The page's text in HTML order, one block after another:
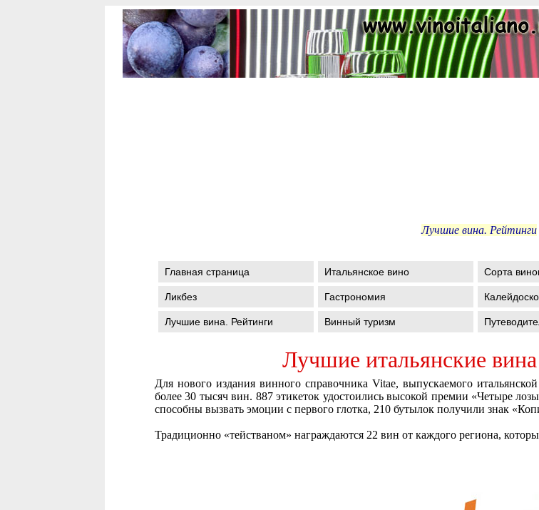
Лучшие вина. Рейтинги
Главная страница Итальянское вино Сорта
Ликбез Гастрономия
Лучшие вина. Рейтинги Винный туризм
Лучшие итальянские
Для нового издания винного справочника Vitae, выпускаемого
более 30 тысяч вин. 887 этикеток удостоились высокой премии «Четыре
способны вызвать эмоции с первого глотка, 210 бутылок получили знак
Традиционно «тействаном» награждаются 22 вин от каждого региона,